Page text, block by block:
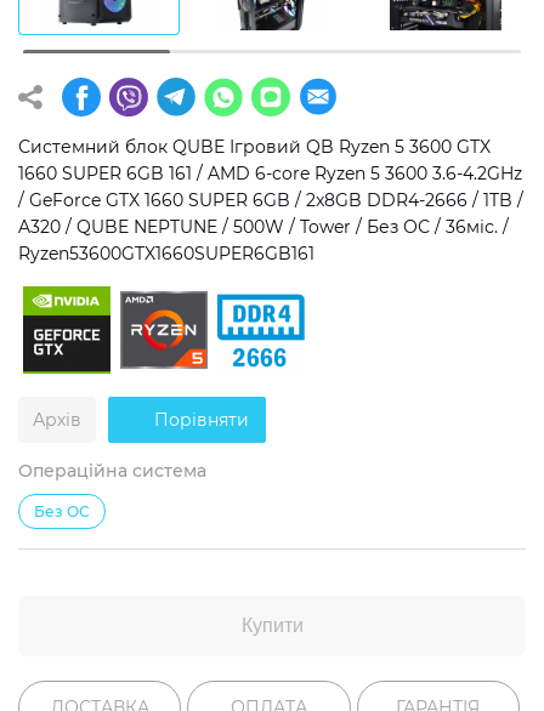
Операційна система
Windows 11 Home
Windows 11 Pro
Без ОС
Тип накопичувача
SSD
HDD
SSD + HDD
Додатково
RGB-підсвічування
Розблокований множник CPU
Надшвидкий M.2 SSD NVME
Системний блок QUBE Ігровий QB Ryzen 5 3600 GTX
1660 SUPER 6GB 161 / AMD 6-core Ryzen 5 3600 3.6-4.2GHz
/ GeForce GTX 1660 SUPER 6GB / 2x8GB DDR4-2666 / 1TB /
A320 / QUBE NEPTUNE / 500W / Tower / Без ОС / 36міс. /
Ryzen53600GTX1660SUPER6GB161
Архів Порівняти
Операційна система
Без ОС
Купити